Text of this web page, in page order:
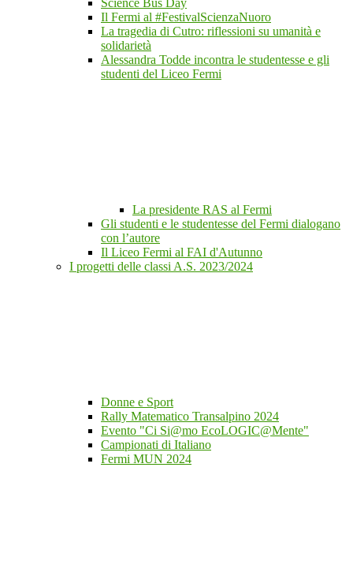
Science Bus Day
Il Fermi al #FestivalScienzaNuoro
La tragedia di Cutro: riflessioni su umanità e
solidarietà
Alessandra Todde incontra le studentesse e gli
studenti del Liceo Fermi
La presidente RAS al Fermi
Gli studenti e le studentesse del Fermi dialogano
con l’autore
Il Liceo Fermi al FAI d'Autunno
I progetti delle classi A.S. 2023/2024
Donne e Sport
Rally Matematico Transalpino 2024
Evento "Ci Si@mo EcoLOGIC@Mente"
Campionati di Italiano
Fermi MUN 2024